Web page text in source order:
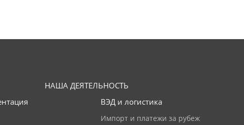
НАША ДЕЯТЕЛЬНОСТЬ
ВЭД и логистика
Импорт и платежи за рубеж